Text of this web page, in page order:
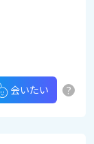
会いたい ?